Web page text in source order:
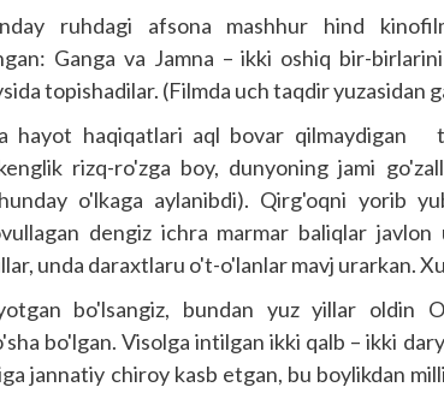
ruhdagi afsona mashhur hind
Ganga va Jamna – ikki oshiq bir-
topishadilar. (Filmda uch taqdir yuzasidan
hayot haqiqatlari aql bovar qilmaydigan
rizq-ro'zga boy, dunyoning jami
o'lkaga aylanibdi). Qirg'oqni yorib
dengiz ichra marmar baliqlar javlon
unda daraxtlaru o't-o'lanlar mavj urarkan.
bo'lsangiz, bundan yuz yillar oldin
bo'lgan. Visolga intilgan ikki qalb – ikki
jannatiy chiroy kasb etgan, bu boylikdan